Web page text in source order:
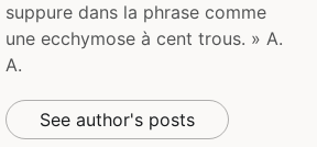
suppure dans la phrase comme
une ecchymose à cent trous. » A.
A.
See author's posts